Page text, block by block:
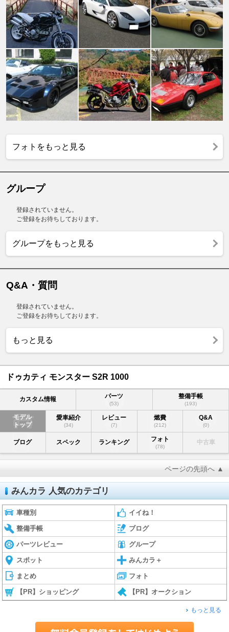
フォトをもっと見る
グループ
登録されていません。
ご登録をお待ちしております。
グループをもっと見る
Q&A・質問
登録されていません。
ご登録をお待ちしております。
もっと見る
ドゥカティ モンスター S2R 1000
カスタム情報 パーツ
(53)
整備手帳
(193)
モデル
トップ
愛車紹介
(34)
レビュー
(7)
燃費
(212)
Q&A
(0)
ブログ スペック ランキング フォト
(78)
中古車
ページの先頭へ ▲
みんカラ 人気のカテゴリ
車種別 イイね！
整備手帳 ブログ
パーツレビュー グループ
スポット みんカラ＋
まとめ フォト
【PR】ショッピング 【PR】オークション
もっと見る